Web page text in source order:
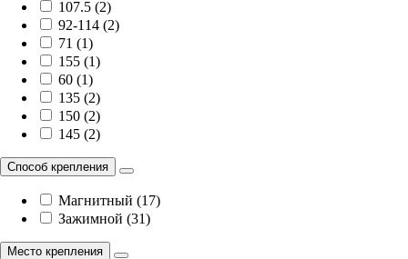
107.5 (2)
92-114 (2)
71 (1)
155 (1)
60 (1)
135 (2)
150 (2)
145 (2)
Способ крепления
Магнитный (17)
Зажимной (31)
Место крепления